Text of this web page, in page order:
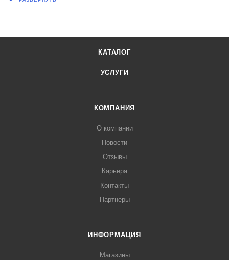
Овощерезка ROBOT COUPE CL20 с дисками
КАТАЛОГ
УСЛУГИ
КОМПАНИЯ
О компании
Новости
Отзывы
Карьера
Контакты
Партнеры
ИНФОРМАЦИЯ
Магазины